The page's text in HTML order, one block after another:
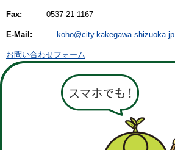
Fax: 0537-21-1167
E-Mail: koho@city.kakegawa.shizuoka.jp
お問い合わせフォーム